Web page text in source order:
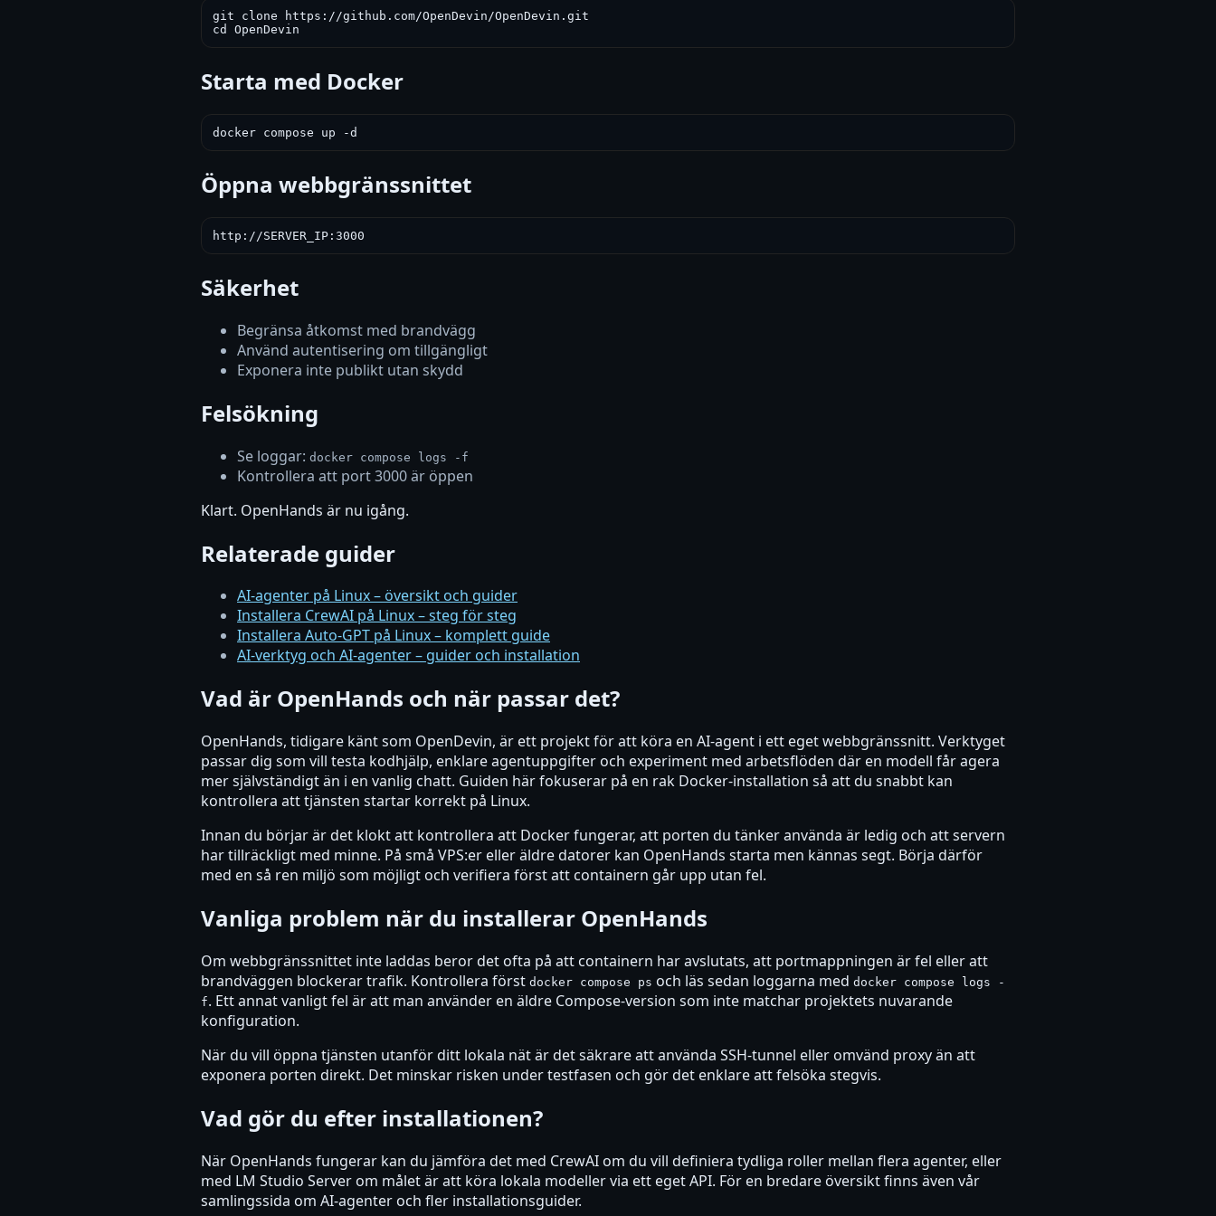
git clone https://github.com/OpenDevin/OpenDevin.git
cd OpenDevin
Starta med Docker
docker compose up -d
Öppna webbgränssnittet
http://SERVER_IP:3000
Säkerhet
Begränsa åtkomst med brandvägg
Använd autentisering om tillgängligt
Exponera inte publikt utan skydd
Felsökning
Se loggar: docker compose logs -f
Kontrollera att port 3000 är öppen
Klart. OpenHands är nu igång.
Relaterade guider
AI-agenter på Linux – översikt och guider
Installera CrewAI på Linux – steg för steg
Installera Auto-GPT på Linux – komplett guide
AI-verktyg och AI-agenter – guider och installation
Vad är OpenHands och när passar det?
OpenHands, tidigare känt som OpenDevin, är ett projekt för att köra en AI-agent i ett eget webbgränssnitt. Verktyget
passar dig som vill testa kodhjälp, enklare agentuppgifter och experiment med arbetsflöden där en modell får agera
mer självständigt än i en vanlig chatt. Guiden här fokuserar på en rak Docker-installation så att du snabbt kan
kontrollera att tjänsten startar korrekt på Linux.
Innan du börjar är det klokt att kontrollera att Docker fungerar, att porten du tänker använda är ledig och att servern
har tillräckligt med minne. På små VPS:er eller äldre datorer kan OpenHands starta men kännas segt. Börja därför
med en så ren miljö som möjligt och verifiera först att containern går upp utan fel.
Vanliga problem när du installerar OpenHands
Om webbgränssnittet inte laddas beror det ofta på att containern har avslutats, att portmappningen är fel eller att
brandväggen blockerar trafik. Kontrollera först docker compose ps och läs sedan loggarna med docker compose logs -
f. Ett annat vanligt fel är att man använder en äldre Compose-version som inte matchar projektets nuvarande
konfiguration.
När du vill öppna tjänsten utanför ditt lokala nät är det säkrare att använda SSH-tunnel eller omvänd proxy än att
exponera porten direkt. Det minskar risken under testfasen och gör det enklare att felsöka stegvis.
Vad gör du efter installationen?
När OpenHands fungerar kan du jämföra det med CrewAI om du vill definiera tydliga roller mellan flera agenter, eller
med LM Studio Server om målet är att köra lokala modeller via ett eget API. För en bredare översikt finns även vår
samlingssida om AI-agenter och fler installationsguider.